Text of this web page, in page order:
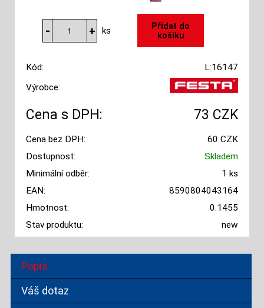
ks
Kód:
L:16147
Výrobce:
Cena s DPH: 73 CZK
Cena bez DPH:
60 CZK
Dostupnost:
Skladem
Minimální odběr:
1 ks
EAN:
8590804043164
Hmotnost:
0.1455
Stav produktu:
new
Popis
Váš dotaz